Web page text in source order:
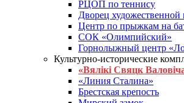
РЦОП по теннису
Дворец художественной
Центр по прыжкам на
СОК «Олимпийский»
Горнолыжный центр
Культурно-исторические
«Вялікі Свяцк
«Линия Сталина»
Брестская крепость